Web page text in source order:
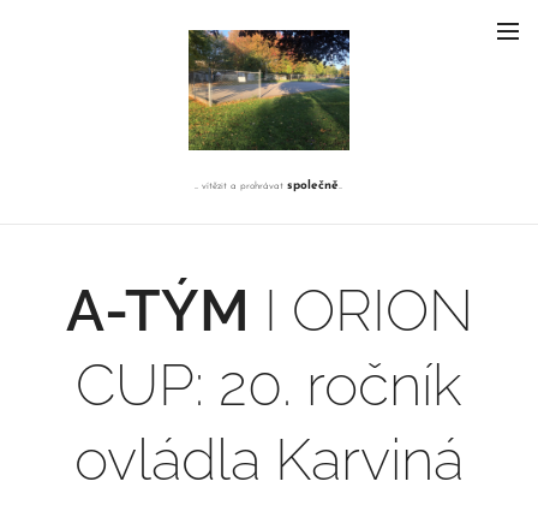
... vítězit a prohrávatspolečně...
A-TÝM I ORION
CUP: 20. ročník
ovládla Karviná